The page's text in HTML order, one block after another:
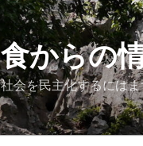
食からの
社会を民主化するには